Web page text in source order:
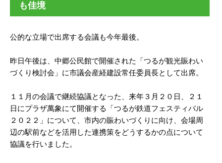
も佳境
公的な立場で出席する会議も今年最後。
昨日午後は、中郷公民館で開催された「つるが観光賑わい
づくり検討会」に市議会産経建設常任委員長として出席。
１１月の会議で継続協議となった、来年３月２０日、２１
日にプラザ萬象にて開催する「つるが鉄道フェスティバル
２０２２」について、市内の賑わいづくりに向け、会場周
辺の駅前などを活用した連携策をどうするかの点について
協議を行いました。